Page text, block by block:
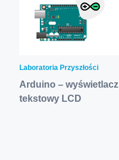
Laboratoria Przyszłości
Arduino – wyświetlacz
tekstowy LCD